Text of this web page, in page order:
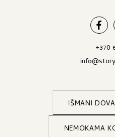
+370
IŠMANI
NEMOKAMA